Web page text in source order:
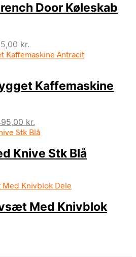
Door Køleskab
kr..
kr.
aktuelle
9.495,00 kr..
Kaffemaskine
kr..
kr.
aktuelle
er:
15.495,00 kr..
Knive Stk Blå
Med Knivblok